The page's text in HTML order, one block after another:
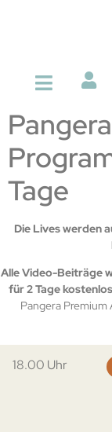
Tage
Die Lives werden
Alle Video-Beiträge
für 2 Tage
Pangera Premium
18.00 Uhr